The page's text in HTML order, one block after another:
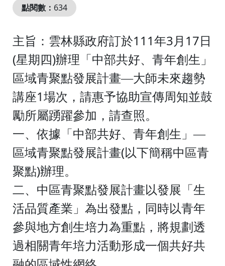
點閱數： 634
主旨：雲林縣政府訂於111年3 月 17 日
(星期四)辦理「中部共好、青年創生」
區域青聚點發展計畫—大師未來趨勢
講座1場次，請惠予協助宣傳周知並鼓
勵所屬踴躍參加，請查照。
一、依據「中部共好、青年創生」—
區域青聚點發展計畫(以下簡稱中區青
聚點)辦理。
二、中區青聚點發展計畫以發展「生
活品質產業」為出發點，同時以青年
參與地方創生培力為重點，將規劃透
過相關青年培力活動形成一個共好共